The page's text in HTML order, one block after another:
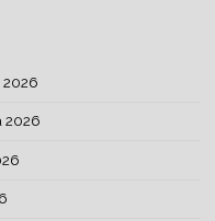
2026
2026